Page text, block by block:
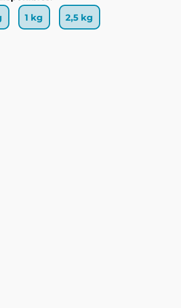
1 kg 2,5 kg